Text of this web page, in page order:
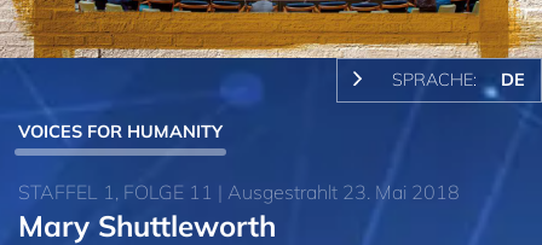
Video
SPRACHE: DE
VOICES FOR HUMANITY
STAFFEL 1, FOLGE 11 | Ausgestrahlt 23. Mai 2018
Mary Shuttleworth